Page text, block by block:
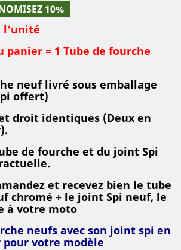
10%
l'unité
panier = 1 Tube de fourche
neuf livré sous emballage
offert)
droit identiques (Deux en
de fourche et du joint Spi
et recevez bien le tube
chromé + le joint Spi neuf, le
à votre moto
neufs avec son joint spi en
pour votre modèle